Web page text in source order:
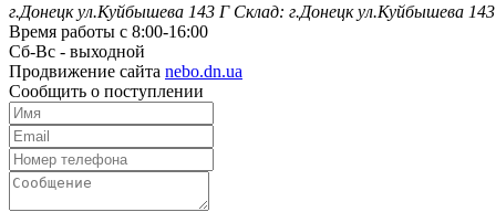
г.Донецк ул.Куйбышева 143 Г Склад: г.Донецк ул.Куйбышева
Время работы с 8:00-16:00
Сб-Вс - выходной
Продвижение сайта nebo.dn.ua
Сообщить о поступлении